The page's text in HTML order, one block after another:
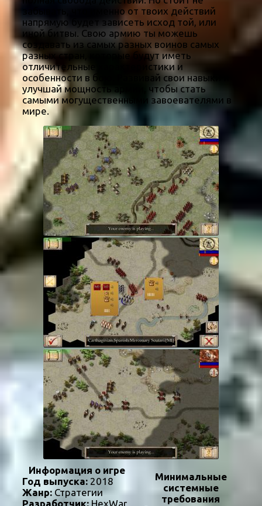
забывать, что именно от твоих действий
напрямую будет зависеть исход той, или
иной битвы. Свою армию ты можешь
создавать из самых разных воинов самых
разных стран, которые будут иметь
отличительные характеристики и
особенности в бою. Развивай свои навыки и
улучшай мощность армии, чтобы стать
самыми могущественными завоевателями в
мире.
Информация о игре
Год выпуска: 2018
Жанр: Стратегии
Разработчик: HexWar
Минимальные
системные
требования